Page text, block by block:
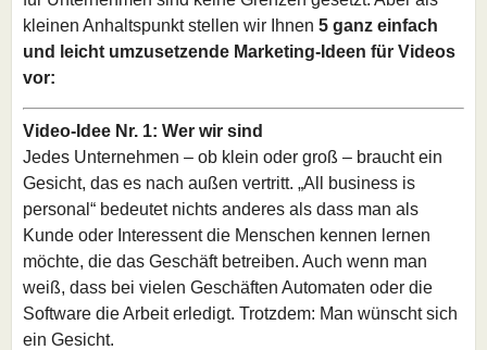
kleinen Anhaltspunkt stellen wir Ihnen 5 ganz einfach
und leicht umzusetzende Marketing-Ideen für Videos
vor:
Video-Idee Nr. 1: Wer wir sind
Jedes Unternehmen – ob klein oder groß – braucht ein
Gesicht, das es nach außen vertritt. „All business is
personal“ bedeutet nichts anderes als dass man als
Kunde oder Interessent die Menschen kennen lernen
möchte, die das Geschäft betreiben. Auch wenn man
weiß, dass bei vielen Geschäften Automaten oder die
Software die Arbeit erledigt. Trotzdem: Man wünscht sich
ein Gesicht.